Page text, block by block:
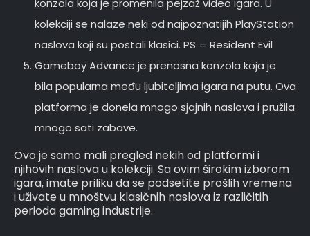
konzola koja je promenila pejzaž video igara. U
kolekciji se nalaze neki od najpoznatijih PlayStation
naslova koji su postali klasici. PS = Resident Evil
Gameboy Advance je prenosna konzola koja je
bila popularna među ljubiteljima igara na putu. Ova
platforma je donela mnogo sjajnih naslova i pružila
mnogo sati zabave.
Ovo je samo mali pregled nekih od platformi i
njihovih naslova u kolekciji. Sa ovim širokim izborom
igara, imate priliku da se podsetite prošlih vremena
i uživate u mnoštvu klasičnih naslova iz različitih
perioda gaming industrije.